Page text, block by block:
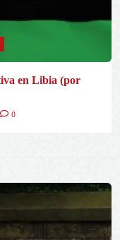
en Libia (por
0